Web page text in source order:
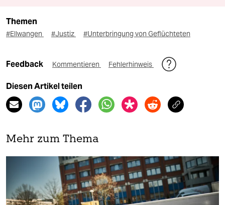
Themen
#Ellwangen #Justiz #Unterbringung von Geflüchteten
Feedback Kommentieren Fehlerhinweis
Diesen Artikel teilen
Mehr zum Thema